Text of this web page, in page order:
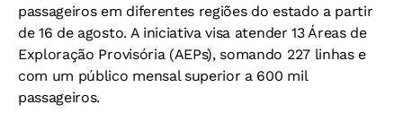
passageiros em diferentes regiões do estado a partir
de 16 de agosto. A iniciativa visa atender 13 Áreas de
Exploração Provisória (AEPs), somando 227 linhas e
com um público mensal superior a 600 mil
passageiros.